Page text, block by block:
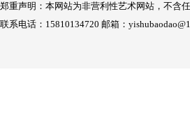
郑重声明：本网站为非营利性艺术网站，不含
联系电话：15810134720 邮箱：